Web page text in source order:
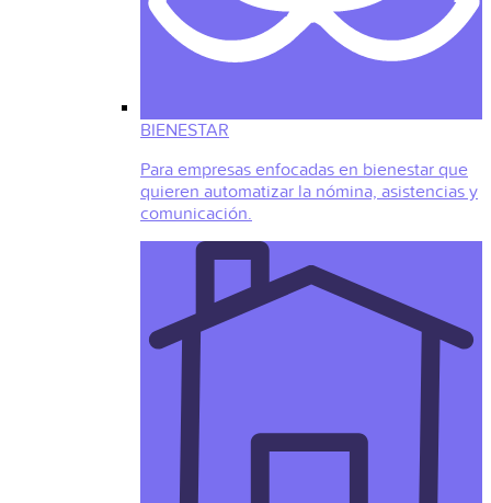
BIENESTAR
Para empresas enfocadas en bienestar que
quieren automatizar la nómina, asistencias y
comunicación.